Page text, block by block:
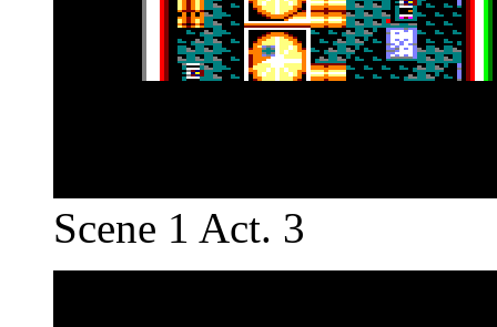
Scene 1 Act. 3